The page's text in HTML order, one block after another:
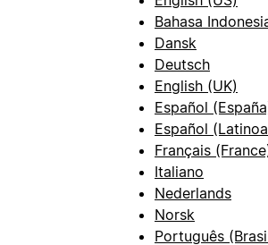
Bahasa
Dansk
Deutsch
English (UK)
Español
Español
Français
Italiano
Nederlands
Norsk
Português